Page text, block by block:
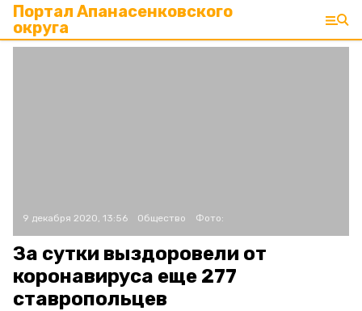
Портал Апанасенковского
округа
9 декабря 2020, 13:56 Общество Фото:
За сутки выздоровели от
коронавируса еще 277
ставропольцев